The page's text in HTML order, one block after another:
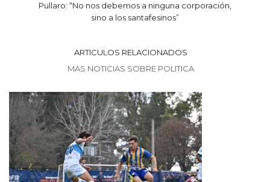
Pullaro: “No nos debemos a ninguna corporación,
sino a los santafesinos”
ARTICULOS RELACIONADOS
MAS NOTICIAS SOBRE POLITICA